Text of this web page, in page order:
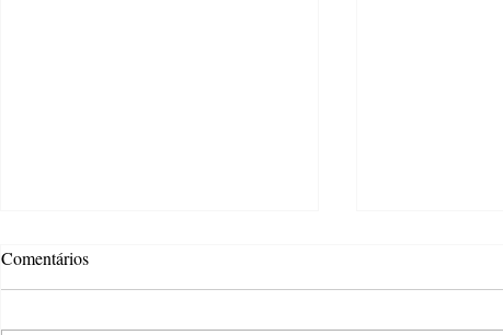
Comentários